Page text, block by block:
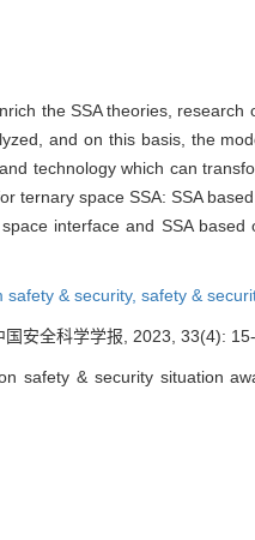
the SSA theories,
and on this basis, the
technology which can
ternary space SSA: SSA
interface and SSA
safety & security, safety &
安全科学学报, 2023, 33(4): 15-
safety & security situation